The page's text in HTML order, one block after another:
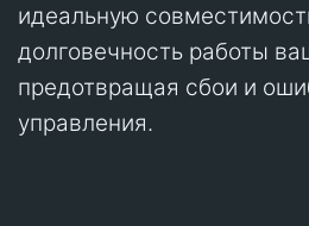
идеальную
долговечность работы
предотвращая сбои и
управления.